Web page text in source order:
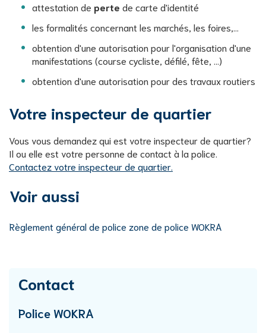
attestation de perte de carte d'identité
les formalités concernant les marchés, les foires,...
obtention d'une autorisation pour l'organisation d'une
manifestations (course cycliste, défilé, fête, ...)
obtention d'une autorisation pour des travaux routiers
Votre inspecteur de quartier
Vous vous demandez qui est votre inspecteur de quartier?
Il ou elle est votre personne de contact à la police.
Contactez votre inspecteur de quartier.
Voir aussi
Règlement général de police zone de police WOKRA
Contact
Police WOKRA